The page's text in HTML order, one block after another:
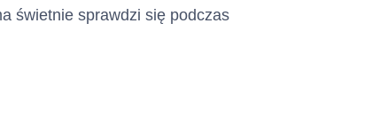
świetnie sprawdzi się podczas